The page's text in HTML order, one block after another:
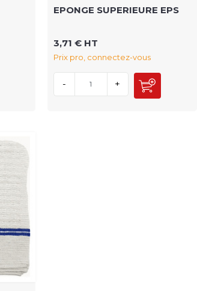
EPONGE SUPERIEURE EPS
3,71 € HT
Prix pro, connectez-vous
- +